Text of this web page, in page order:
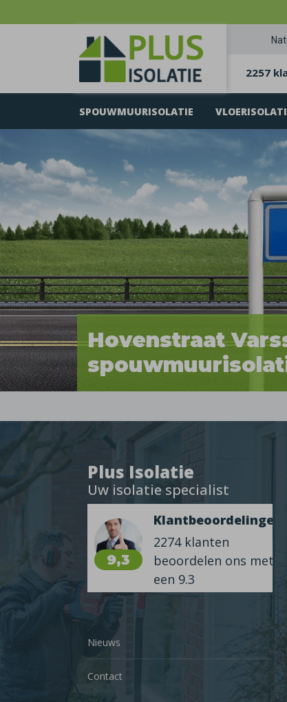
2257
SPOUWMUURISOLATIE
Hovenstraat
Plus Isolatie
Uw isolatie specialist
9,3
Klantbeoordelingen
2274 klanten
beoordelen ons met
een 9.3
Nieuws
Contact